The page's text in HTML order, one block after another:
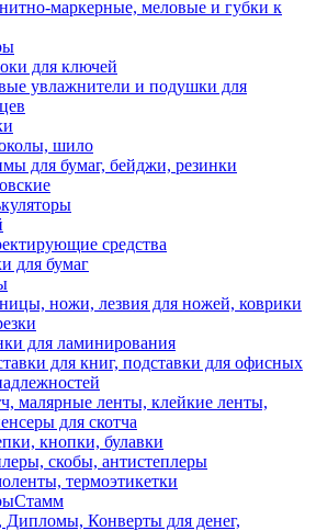
маркерные, меловые и губки к
для ключей
увлажнители и подушки для
шило
для бумаг, бейджи, резинки
средства
для бумаг
ножи, лезвия для ножей, коврики
для ламинирования
для книг, подставки для офисных
малярные ленты, клейкие ленты,
для скотча
кнопки, булавки
скобы, антистеплеры
термоэтикетки
Конверты для денег,